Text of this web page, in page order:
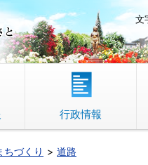
中野市 「故郷」のふる文
行政情報
ちづくり 道路